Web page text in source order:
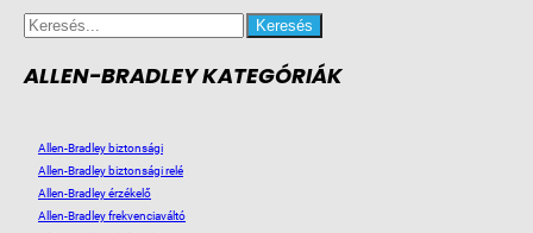
Search
for:
ALLEN-BRADLEY KATEGÓRIÁK
Allen-Bradley biztonsági
Allen-Bradley biztonsági relé
Allen-Bradley érzékelő
Allen-Bradley frekvenciaváltó